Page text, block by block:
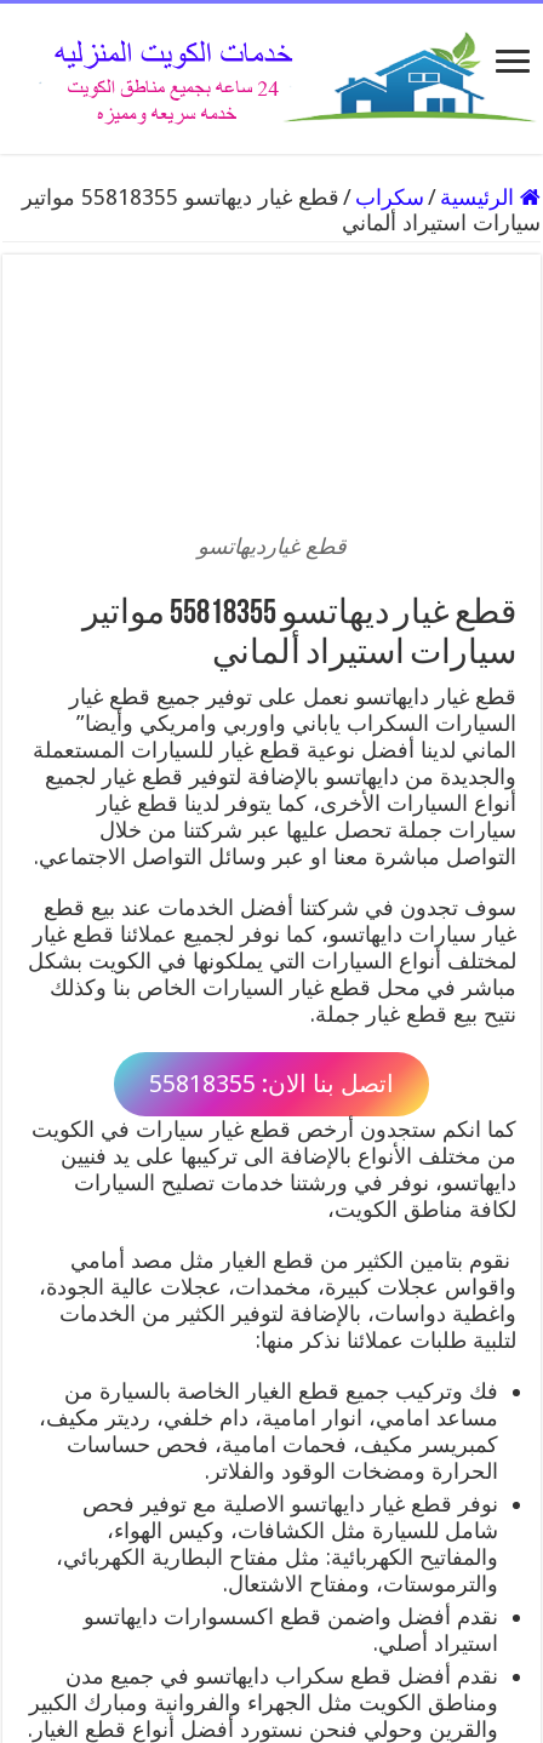
الرئيسية /سكراب /
قطع غيار ديهاتسو 55818355 مواتير
سيارات استيراد ألماني
قطع غيارديهاتسو
قطع غيار ديهاتسو 55818355 مواتير
سيارات استيراد ألماني
قطع غيار دايهاتسو نعمل على توفير جميع قطع غيار
السيارات السكراب ياباني واوربي وامريكي وأيضا”
الماني لدينا أفضل نوعية قطع غيار للسيارات المستعملة
والجديدة من دايهاتسو بالإضافة لتوفير قطع غيار لجميع
أنواع السيارات الأخرى، كما يتوفر لدينا قطع غيار
سيارات جملة تحصل عليها عبر شركتنا من خلال
التواصل مباشرة معنا او عبر وسائل التواصل الاجتماعي.
سوف تجدون في شركتنا أفضل الخدمات عند بيع قطع
غيار سيارات دايهاتسو، كما نوفر لجميع عملائنا قطع غيار
لمختلف أنواع السيارات التي يملكونها في الكويت بشكل
مباشر في محل قطع غيار السيارات الخاص بنا وكذلك
نتيح بيع قطع غيار جملة.
اتصل بنا الان: 55818355
كما انكم ستجدون أرخص قطع غيار سيارات في الكويت
من مختلف الأنواع بالإضافة الى تركيبها على يد فنيين
دايهاتسو، نوفر في ورشتنا خدمات تصليح السيارات
لكافة مناطق الكويت،
نقوم بتامين الكثير من قطع الغيار مثل مصد أمامي
واقواس عجلات كبيرة، مخمدات، عجلات عالية الجودة،
واغطية دواسات، بالإضافة لتوفير الكثير من الخدمات
لتلبية طلبات عملائنا نذكر منها:
فك وتركيب جميع قطع الغيار الخاصة بالسيارة من
مساعد امامي، انوار امامية، دام خلفي، رديتر مكيف،
كمبريسر مكيف، فحمات امامية، فحص حساسات
الحرارة ومضخات الوقود والفلاتر.
نوفر قطع غيار دايهاتسو الاصلية مع توفير فحص
شامل للسيارة مثل الكشافات، وكيس الهواء،
والمفاتيح الكهربائية: مثل مفتاح البطارية الكهربائي،
والترموستات، ومفتاح الاشتعال.
نقدم أفضل واضمن قطع اكسسوارات دايهاتسو
استيراد أصلي.
نقدم أفضل قطع سكراب دايهاتسو في جميع مدن
ومناطق الكويت مثل الجهراء والفروانية ومبارك الكبير
والقرين وحولي فنحن نستورد أفضل أنواع قطع الغيار.